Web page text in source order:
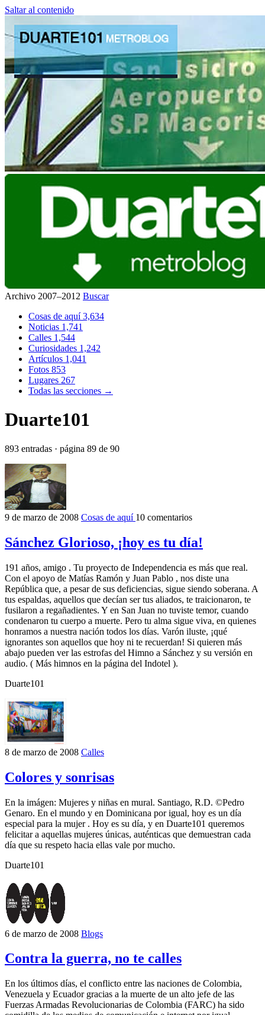
Saltar al contenido
Archivo 2007–2012 Buscar
Cosas de aquí3,634
Noticias 1,741
Calles 1,544
Curiosidades 1,242
Artículos 1,041
Fotos 853
Lugares 267
Todas las secciones →
Duarte101
893 entradas · página 89 de 90
9 de marzo de 2008 Cosas de aquí 10 comentarios
Sánchez Glorioso, ¡hoy es tu día!
191 años, amigo . Tu proyecto de Independencia es más que real.
Con el apoyo de Matías Ramón y Juan Pablo , nos diste una
República que, a pesar de sus deficiencias, sigue siendo soberana. A
tus espaldas, aquellos que decían ser tus aliados, te traicionaron, te
fusilaron a regañadientes. Y en San Juan no tuviste temor, cuando
condenaron tu cuerpo a muerte. Pero tu alma sigue viva, en quienes
honramos a nuestra nación todos los días. Varón iluste, ¡qué
ignorantes son aquellos que hoy ni te recuerdan! Si quieren más
abajo pueden ver las estrofas del Himno a Sánchez y su versión en
audio. ( Más himnos en la página del Indotel ).
Duarte101
8 de marzo de 2008 Calles
Colores y sonrisas
En la imágen: Mujeres y niñas en mural. Santiago, R.D. ©Pedro
Genaro. En el mundo y en Dominicana por igual, hoy es un día
especial para la mujer . Hoy es su día, y en Duarte101 queremos
felicitar a aquellas mujeres únicas, auténticas que demuestran cada
día que su respeto hacia ellas vale por mucho.
Duarte101
6 de marzo de 2008 Blogs
Contra la guerra, no te calles
En los últimos días, el conflicto entre las naciones de Colombia,
Venezuela y Ecuador gracias a la muerte de un alto jefe de las
Fuerzas Armadas Revolucionarias de Colombia (FARC) ha sido